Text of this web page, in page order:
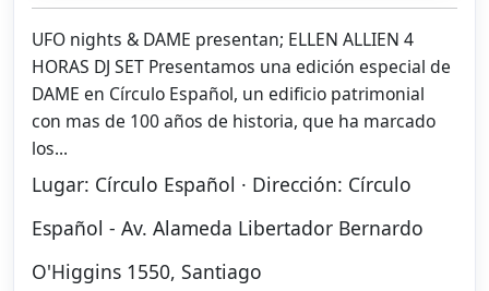
UFO nights & DAME presentan; ELLEN ALLIEN 4
HORAS DJ SET Presentamos una edición especial de
DAME en Círculo Español, un edificio patrimonial
con mas de 100 años de historia, que ha marcado
los...
Lugar: Círculo Español · Dirección: Círculo
Español - Av. Alameda Libertador Bernardo
O'Higgins 1550, Santiago